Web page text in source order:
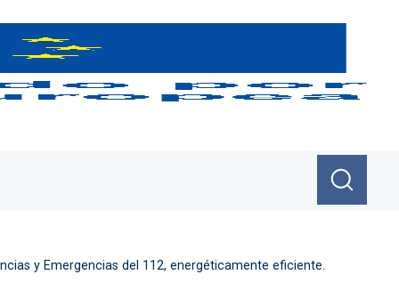
y Emergencias del 112, energéticamente eficiente.